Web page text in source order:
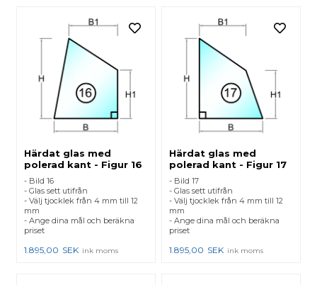
Härdat glas med
polerad kant - Figur 16
- Bild 16
- Glas sett utifrån
- Välj tjocklek från 4 mm till 12
mm
- Ange dina mål och beräkna
priset
1.895,00 SEK ink moms
Härdat glas med
polerad kant - Figur 17
- Bild 17
- Glas sett utifrån
- Välj tjocklek från 4 mm till 12
mm
- Ange dina mål och beräkna
priset
1.895,00 SEK ink moms